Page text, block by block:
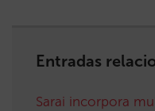
Entradas
Sarai incorpora